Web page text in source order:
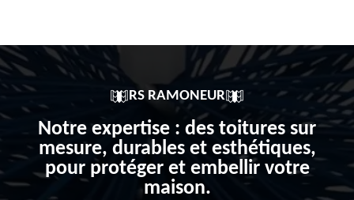
RS RAMONEUR
Notre expertise : des toitures sur
mesure, durables et esthétiques,
pour protéger et embellir votre
maison.